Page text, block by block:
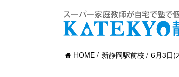
HOME 新静岡駅前校 6月3日(